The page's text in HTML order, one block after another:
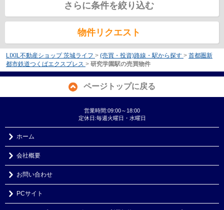
さらに条件を絞り込む
物件リクエスト
LIXIL不動産ショップ 茨城ライフ > (売買・投資)路線・駅から探す > 首都圏新
都市鉄道つくばエクスプレス > 研究学園駅の売買物件
ページトップに戻る
営業時間:09:00～18:00
定休日:毎週火曜日・水曜日
ホーム
会社概要
お問い合わせ
PCサイト